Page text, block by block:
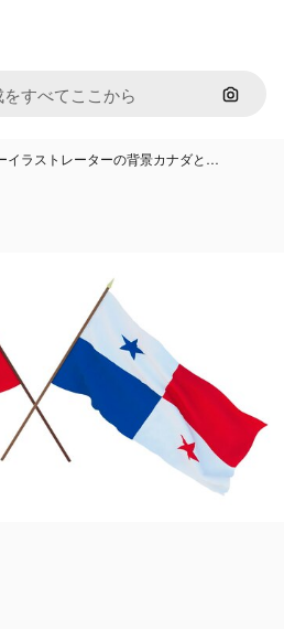
画像で
イラストレーターの背景カナダと…